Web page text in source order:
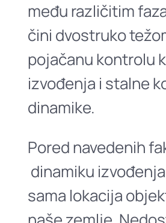
među različitim
čini dvostruko
pojačanu kontrolu
izvođenja i stalne
dinamike.
Pored navedenih
dinamiku
sama lokacija